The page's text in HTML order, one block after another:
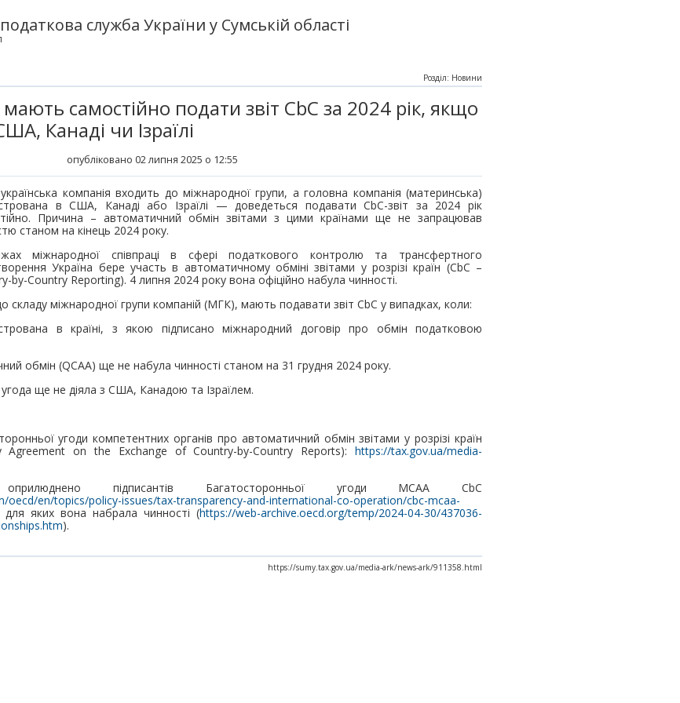
служба України у Сумській області
мають самостійно подати звіт CbC за 2024 рік, якщо
Канаді чи Ізраїлі
опубліковано 02 липня 2025 о 12:55
Розділ: Новини
компанія входить до міжнародної групи, а головна компанія (материнська)
в США, Канаді або Ізраїлі — доведеться подавати CbC-звіт за 2024 рік
Причина – автоматичний обмін звітами з цими країнами ще не запрацював
станом на кінець 2024 року.
міжнародної співпраці в сфері податкового контролю та трансфертного
Україна бере участь в автоматичному обміні звітами у розрізі країн (CbC –
by-Country Reporting). 4 липня 2024 року вона офіційно набула чинності.
складу міжнародної групи компаній (МГК), мають подавати звіт CbC у випадках, коли:
в країні, з якою підписано міжнародний договір про обмін податковою
обмін (QCAA) ще не набула чинності станом на 31 грудня 2024 року.
ще не діяла з США, Канадою та Ізраїлем.
угоди компетентних органів про автоматичний обмін звітами у розрізі країн
Agreement on the Exchange of Country-by-Country Reports): https://tax.gov.ua/media-
підписантів Багатосторонньої угоди MCAA CbC
en/topics/policy-issues/tax-transparency-and-international-co-operation/cbc-mcaa-
для яких вона набрала чинності (https://web-archive.oecd.org/temp/2024-04-30/437036-
).
https://sumy.tax.gov.ua/media-ark/news-ark/911358.html